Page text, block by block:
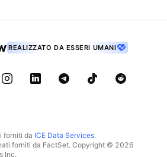
REALIZZATO DA ESSERI UMANI
forniti da ICE Data Services.
forniti da FactSet. Copyright © 2026
Inc.